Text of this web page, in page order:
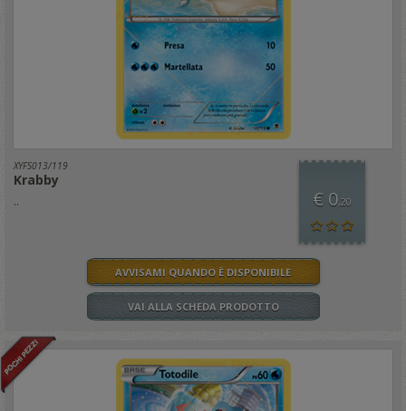
XYFS013/119
Krabby
.. € 0,20
AVVISAMI QUANDO È DISPONIBILE
VAI ALLA SCHEDA PRODOTTO